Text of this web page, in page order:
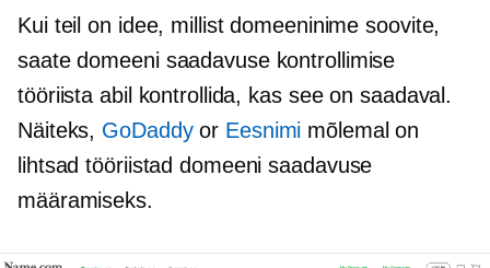
Kui teil on idee, millist domeeninime soovite,
saate domeeni saadavuse kontrollimise
tööriista abil kontrollida, kas see on saadaval.
Näiteks, GoDaddyor Eesnimi mõlemal on
lihtsad tööriistad domeeni saadavuse
määramiseks.